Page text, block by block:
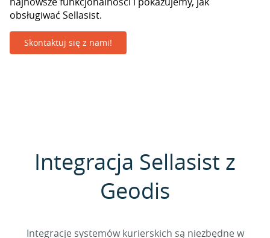
obsługiwać Sellasist.
Skontaktuj się z nami!
Integracja Sellasist z
Geodis
Integracje systemów kurierskich są niezbędne w